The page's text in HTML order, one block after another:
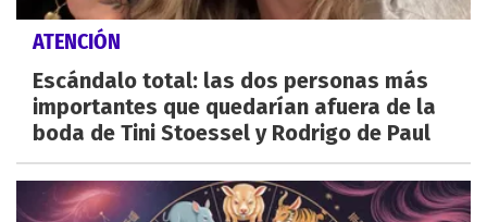
ATENCIÓN
Escándalo total: las dos personas más
importantes que quedarían afuera de la
boda de Tini Stoessel y Rodrigo de Paul